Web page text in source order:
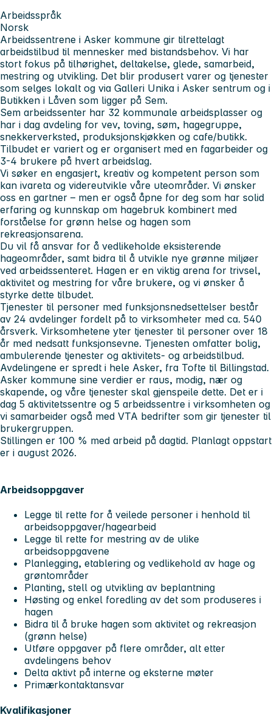
Arbeidsspråk
Norsk
Arbeidssentrene i Asker kommune gir tilrettelagt
arbeidstilbud til mennesker med bistandsbehov. Vi har
stort fokus på tilhørighet, deltakelse, glede, samarbeid,
mestring og utvikling. Det blir produsert varer og tjenester
som selges lokalt og via Galleri Unika i Asker sentrum og i
Butikken i Låven som ligger på Sem.
Sem arbeidssenter har 32 kommunale arbeidsplasser og
har i dag avdeling for vev, toving, søm, hagegruppe,
snekkerverksted, produksjonskjøkken og cafe/butikk.
Tilbudet er variert og er organisert med en fagarbeider og
3-4 brukere på hvert arbeidslag.
Vi søker en engasjert, kreativ og kompetent person som
kan ivareta og videreutvikle våre uteområder. Vi ønsker
oss en gartner – men er også åpne for deg som har solid
erfaring og kunnskap om hagebruk kombinert med
forståelse for grønn helse og hagen som
rekreasjonsarena.
Du vil få ansvar for å vedlikeholde eksisterende
hageområder, samt bidra til å utvikle nye grønne miljøer
ved arbeidssenteret. Hagen er en viktig arena for trivsel,
aktivitet og mestring for våre brukere, og vi ønsker å
styrke dette tilbudet.
Tjenester til personer med funksjonsnedsettelser består
av 24 avdelinger fordelt på to virksomheter med ca. 540
årsverk. Virksomhetene yter tjenester til personer over 18
år med nedsatt funksjonsevne. Tjenesten omfatter bolig,
ambulerende tjenester og aktivitets- og arbeidstilbud.
Avdelingene er spredt i hele Asker, fra Tofte til Billingstad.
Asker kommune sine verdier er raus, modig, nær og
skapende, og våre tjenester skal gjenspeile dette. Det er i
dag 5 aktivitetssentre og 5 arbeidssentre i virksomheten og
vi samarbeider også med VTA bedrifter som gir tjenester til
brukergruppen.
Stillingen er 100 % med arbeid på dagtid. Planlagt oppstart
er i august 2026.
Arbeidsoppgaver
Legge til rette for å veilede personer i henhold til
arbeidsoppgaver/hagearbeid
Legge til rette for mestring av de ulike
arbeidsoppgavene
Planlegging, etablering og vedlikehold av hage og
grøntområder
Planting, stell og utvikling av beplantning
Høsting og enkel foredling av det som produseres i
hagen
Bidra til å bruke hagen som aktivitet og rekreasjon
(grønn helse)
Utføre oppgaver på flere områder, alt etter
avdelingens behov
Delta aktivt på interne og eksterne møter
Primærkontaktansvar
Kvalifikasjoner